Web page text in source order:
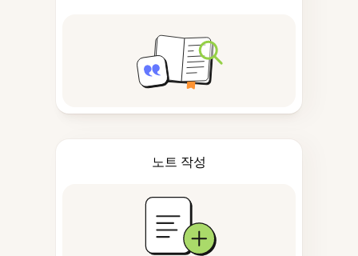
노트 작성